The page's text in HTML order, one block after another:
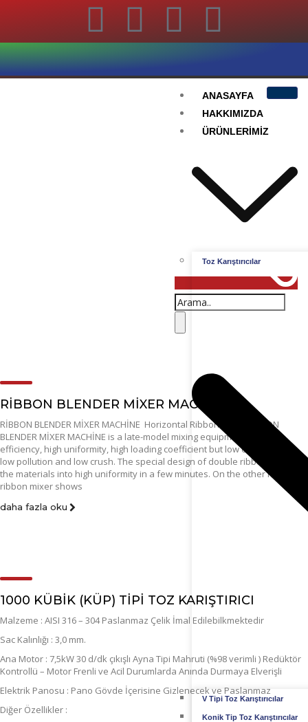
ANASAYFA
HAKKIMIZDA
ÜRÜNLERIMIZ
Toz Karıştırıcılar
V Tipi Toz Karıştırıcılar
Konik Tip Toz Karıştırıcılar
RİBBON BLENDER MİXER MACHİNE
RİBBON BLENDER MİXER MACHİNE Horizontal Ribbon Mixer RİBBON
BLENDER MİXER MACHİNE is a late-model mixing equipment with high
efficiency, high uniformity, high loading coefficient but low energy cost,
low pollution and low crush. The special design of double ribbon mixer
the materials into high uniformity in a few minutes. On the other hand,
ribbon mixer shows
daha fazla oku
1000 KÜBİK (KÜP) TİPİ TOZ KARIŞTIRICI
Malzeme : AISI 316 – 304 Paslanmaz Çelik İmal Edilebilkmektedir
Sac Kalınlığı : 3,0 mm.
Ana Motor : 7,5kW 30 d/dk çıkışlı Ayna Tipi Mahruti (%98 verimli ) Redüktör
Kontrollü – Motor Frenli ve Acil Durumlarda Anında Durmaya Elverişli
Elektrik Panosu : Pano Gövde İçerisine Gizlenecek ve Paslanmaz
Diğer Özellikler :